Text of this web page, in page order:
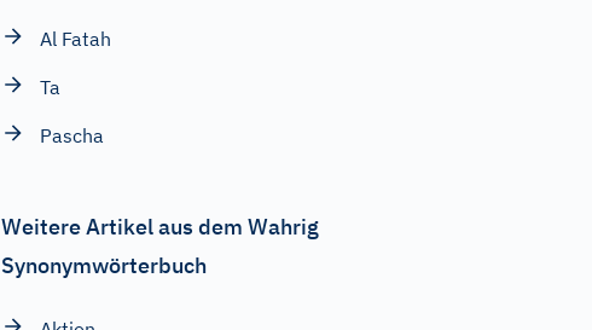
Al Fatah
Ta
Pascha
Weitere Artikel aus dem Wahrig
Synonymwörterbuch